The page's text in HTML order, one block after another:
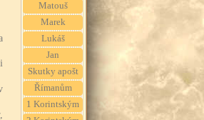
Matouš
Marek
Lukáš
Jan
Skutky apošt
Římanům
1 Korintským